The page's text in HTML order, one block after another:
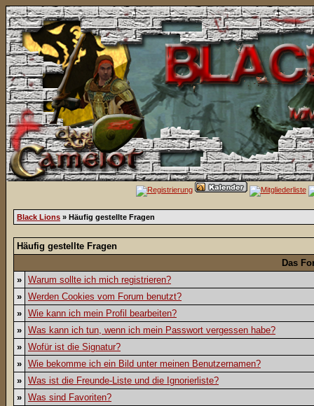
Black Lions » Häufig gestellte Fragen
Häufig gestellte Fragen
Das
» Warum sollte ich mich registrieren?
» Werden Cookies vom Forum benutzt?
» Wie kann ich mein Profil bearbeiten?
» Was kann ich tun, wenn ich mein Passwort vergessen habe?
» Wofür ist die Signatur?
» Wie bekomme ich ein Bild unter meinen Benutzernamen?
» Was ist die Freunde-Liste und die Ignorierliste?
» Was sind Favoriten?